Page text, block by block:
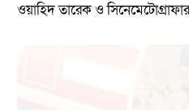
ওয়াহিদ তারেক ও